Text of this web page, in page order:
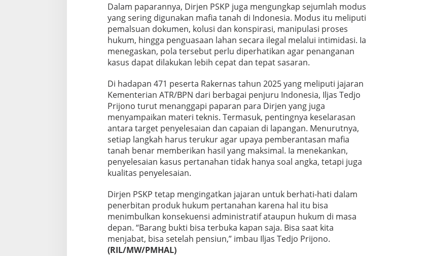
Dalam paparannya, Dirjen PSKP juga mengungkap sejumlah modus
yang sering digunakan mafia tanah di Indonesia. Modus itu meliputi
pemalsuan dokumen, kolusi dan konspirasi, manipulasi proses
hukum, hingga penguasaan lahan secara ilegal melalui intimidasi. Ia
menegaskan, pola tersebut perlu diperhatikan agar penanganan
kasus dapat dilakukan lebih cepat dan tepat sasaran.
Di hadapan 471 peserta Rakernas tahun 2025 yang meliputi jajaran
Kementerian ATR/BPN dari berbagai penjuru Indonesia, Iljas Tedjo
Prijono turut menanggapi paparan para Dirjen yang juga
menyampaikan materi teknis. Termasuk, pentingnya keselarasan
antara target penyelesaian dan capaian di lapangan. Menurutnya,
setiap langkah harus terukur agar upaya pemberantasan mafia
tanah benar memberikan hasil yang maksimal. Ia menekankan,
penyelesaian kasus pertanahan tidak hanya soal angka, tetapi juga
kualitas penyelesaian.
Dirjen PSKP tetap mengingatkan jajaran untuk berhati-hati dalam
penerbitan produk hukum pertanahan karena hal itu bisa
menimbulkan konsekuensi administratif ataupun hukum di masa
depan. “Barang bukti bisa terbuka kapan saja. Bisa saat kita
menjabat, bisa setelah pensiun,” imbau Iljas Tedjo Prijono.
(RIL/MW/PMHAL)